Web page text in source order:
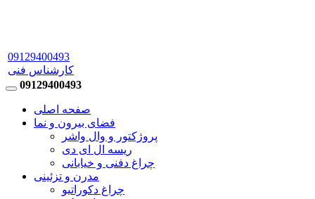
09129400493
کارشناس فنی
09129400493
صفحه اصلی
فضای بیرون و نما
پروژکتور و وال واشر
ریسه ال ای دی
چراغ دفنی و خیابانی
مدرن و تزئینی
چراغ دکوراتیو